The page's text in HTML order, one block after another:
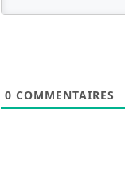
0 COMMENTAIRES